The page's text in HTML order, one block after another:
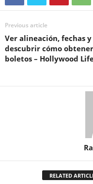
Previous article
Ver alineación, fechas y
descubrir cómo obtener
boletos – Hollywood
RELATED